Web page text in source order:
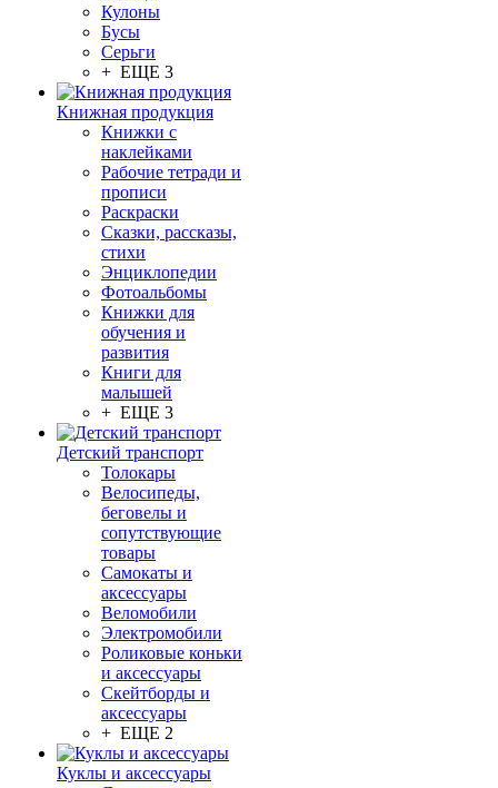
Кулоны
Бусы
Серьги
+ ЕЩЕ 3
Книжная продукция
Книжки с
наклейками
Рабочие тетради и
прописи
Раскраски
Сказки, рассказы,
стихи
Энциклопедии
Фотоальбомы
Книжки для
обучения и
развития
Книги для
малышей
+ ЕЩЕ 3
Детский транспорт
Толокары
Велосипеды,
беговелы и
сопутствующие
товары
Самокаты и
аксессуары
Веломобили
Электромобили
Роликовые коньки
и аксессуары
Скейтборды и
аксессуары
+ ЕЩЕ 2
Куклы и аксессуары